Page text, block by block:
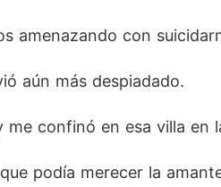
amenazando con
aún más despiadado.
confinó en esa villa en
podía merecer la